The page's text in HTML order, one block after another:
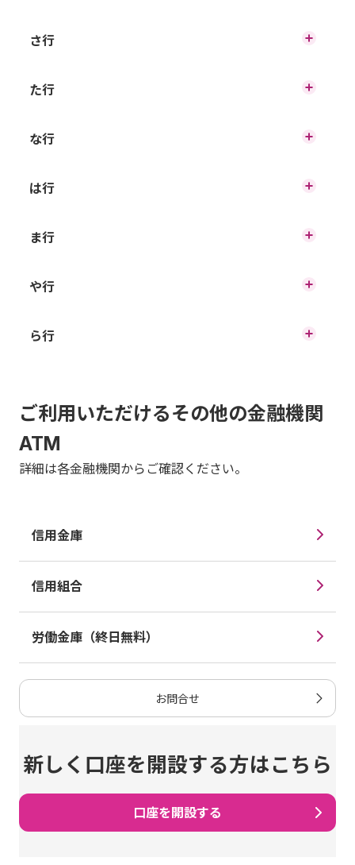
秋田銀行
足利銀行
阿波銀行
池田泉州銀行（時間内無料）
伊予銀行
岩手銀行
SMBC信託銀行
大分銀行
香川銀行（時間内無料）
神奈川銀行
関西みらい銀行
北九州銀行
北日本銀行
紀陽銀行
京都銀行
きらやか銀行
京葉銀行
さ行
西京銀行（時間内無料）
埼玉りそな銀行
山陰合同銀行
三十三銀行（時間内無料）
滋賀銀行（時間内無料）
静岡銀行（時間内無料）
七十七銀行
清水銀行（時間内無料）
十六銀行（時間内無料）
荘内銀行（時間内無料）
た行
大光銀行（時間内無料）
第四北越銀行
大東銀行
但馬銀行（時間内無料）
千葉銀行（時間内無料）
中国銀行
東邦銀行
東北銀行（時間内無料）
東和銀行
徳島大正銀行（時間内無料）
鳥取銀行
な行
名古屋銀行（時間内無料）
南都銀行
西日本シティ銀行
は行
八十二長野銀行
東日本銀行
百五銀行（時間内無料）
広島銀行
福岡銀行（時間内無料）
福島銀行（時間内無料）
北都銀行（時間内無料）
北海道銀行
ま行
みずほ銀行（時間内無料）
三井住友銀行
三菱UFJ銀行（時間内無料）
みなと銀行
宮崎太陽銀行
武蔵野銀行
や行
山形銀行
ゆうちょ銀行（時間内無料）
ら行
琉球銀行
ご利用いただけるその他の金融機関
ATM
詳細は各金融機関からご確認ください。
信用金庫
信用組合
労働金庫（終日無料）
お問合せ
新しく口座を開設する方はこちら
口座を開設する